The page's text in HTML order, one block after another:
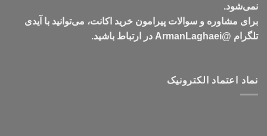
نمی‌شود.
برای مشاوره و سوالات پیرامون خرید اکانت، می‌توانید با آیدی
تلگرام @ArmanLaghaei در ارتباط باشید.
نماد اعتماد الکترونیک